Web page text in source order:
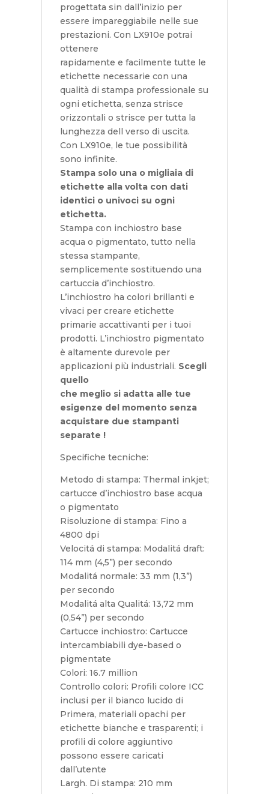
progettata sin dall’inizio per
essere impareggiabile nelle sue
prestazioni. Con LX910e potrai
ottenere
rapidamente e facilmente tutte le
etichette necessarie con una
qualità di stampa professionale su
ogni etichetta, senza strisce
orizzontali o strisce per tutta la
lunghezza dell verso di uscita.
Con LX910e, le tue possibilità
sono infinite.
Stampa solo una o migliaia di
etichette alla volta con dati
identici o univoci su ogni
etichetta.
Stampa con inchiostro base
acqua o pigmentato, tutto nella
stessa stampante,
semplicemente sostituendo una
cartuccia d’inchiostro.
L’inchiostro ha colori brillanti e
vivaci per creare etichette
primarie accattivanti per i tuoi
prodotti. L’inchiostro pigmentato
è altamente durevole per
applicazioni più industriali. Scegli
quello
che meglio si adatta alle tue
esigenze del momento senza
acquistare due stampanti
separate !
Specifiche tecniche:
Metodo di stampa: Thermal inkjet;
cartucce d’inchiostro base acqua
o pigmentato
Risoluzione di stampa: Fino a
4800 dpi
Velocitá di stampa: Modalitá draft:
114 mm (4,5”) per secondo
Modalitá normale: 33 mm (1,3”)
per secondo
Modalitá alta Qualitá: 13,72 mm
(0,54”) per secondo
Cartucce inchiostro: Cartucce
intercambiabili dye-based o
pigmentate
Colori: 16.7 million
Controllo colori: Profili colore ICC
inclusi per il bianco lucido di
Primera, materiali opachi per
etichette bianche e trasparenti; i
profili di colore aggiuntivo
possono essere caricati
dall’utente
Largh. Di stampa: 210 mm